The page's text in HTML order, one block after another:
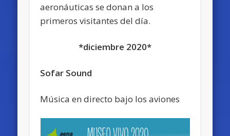
aeronáuticas se donan a los
primeros visitantes del día.
*diciembre 2020*
Sofar Sound
Música en directo bajo los aviones